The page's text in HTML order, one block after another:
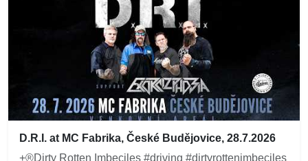
D.R.I. at MC Fabrika, České Budějovice, 28.7.2026
+®Dirty Rotten Imbeciles #driving #dirtyrottenimbeciles